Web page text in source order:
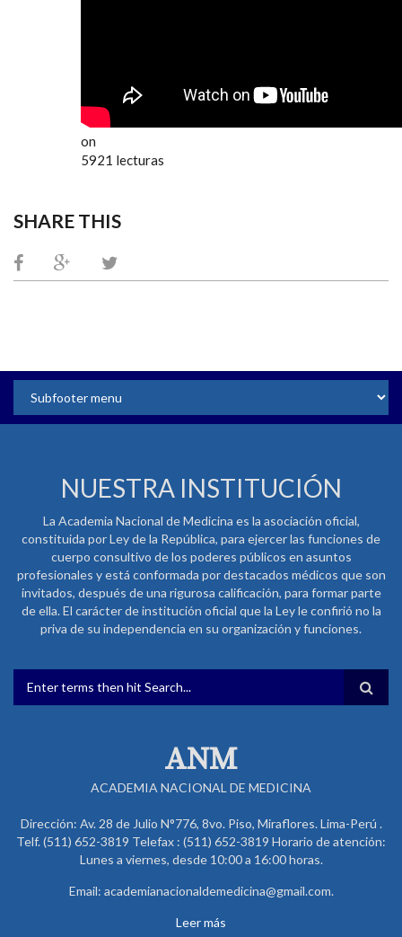
on
5921 lecturas
SHARE THIS
NUESTRA INSTITUCIÓN
La Academia Nacional de Medicina es la asociación oficial,
constituida por Ley de la República, para ejercer las funciones de
cuerpo consultivo de los poderes públicos en asuntos
profesionales y está conformada por destacados médicos que son
invitados, después de una rigurosa calificación, para formar parte
de ella. El carácter de institución oficial que la Ley le confirió no la
priva de su independencia en su organización y funciones.
FORMULARIO DE BÚSQUEDA
ANM
ACADEMIA NACIONAL DE MEDICINA
Dirección: Av. 28 de Julio N°776, 8vo. Piso, Miraflores. Lima-Perú .
Telf. (511) 652-3819 Telefax : (511) 652-3819 Horario de atención:
Lunes a viernes, desde 10:00 a 16:00 horas.
Email: academianacionaldemedicina@gmail.com.
Leer más